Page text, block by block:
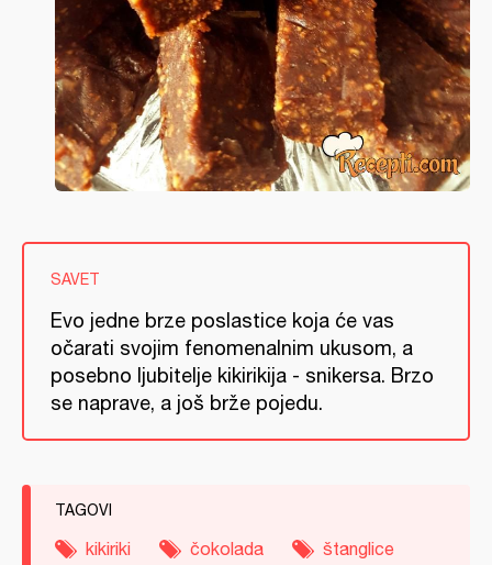
SAVET
Evo jedne brze poslastice koja će vas
očarati svojim fenomenalnim ukusom, a
posebno ljubitelje kikirikija - snikersa. Brzo
se naprave, a još brže pojedu.
TAGOVI
kikiriki čokolada štanglice